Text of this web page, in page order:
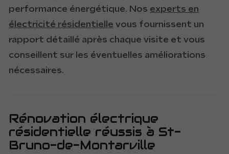
performance énergétique. Nos experts en
électricité résidentielle vous fournissent un
rapport détaillé après chaque visite et vous
conseillent sur les éventuelles améliorations
nécessaires.
Rénovation électrique
résidentielle réussis à St-
Bruno-de-Montarville